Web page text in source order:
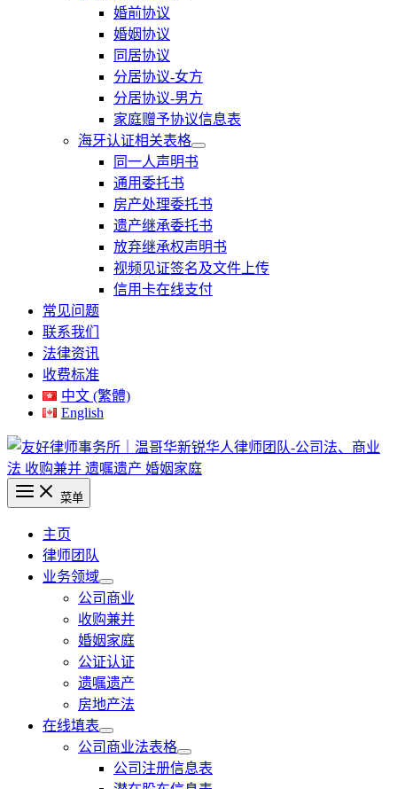
婚前协议
婚姻协议
同居协议
分居协议-女方
分居协议-男方
家庭赠予协议信息表
海牙认证相关表格
同一人声明书
通用委托书
房产处理委托书
遗产继承委托书
放弃继承权声明书
视频见证签名及文件上传
信用卡在线支付
常见问题
联系我们
法律资讯
收费标准
中文 (繁體)
English
菜单
主页
律师团队
业务领域
公司商业
收购兼并
婚姻家庭
公证认证
遗嘱遗产
房地产法
在线填表
公司商业法表格
公司注册信息表